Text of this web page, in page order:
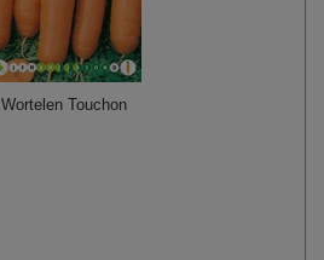
Wortelen Touchon